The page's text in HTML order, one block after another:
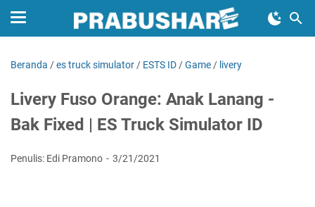
Beranda /es truck simulator / ESTS ID /Game / livery
Livery Fuso Orange: Anak Lanang -
Bak Fixed | ES Truck Simulator ID
Penulis: Edi Pramono 3/21/2021